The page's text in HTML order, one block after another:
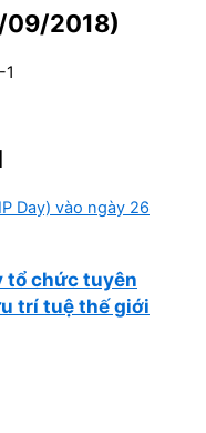
09/2018)
tổ chức tuyên
trí tuệ thế giới